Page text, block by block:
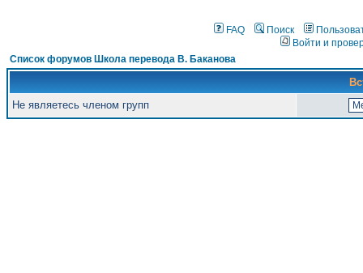
FAQ Поиск
Войти и
Список форумов Школа перевода В. Баканова
Не являетесь членом групп